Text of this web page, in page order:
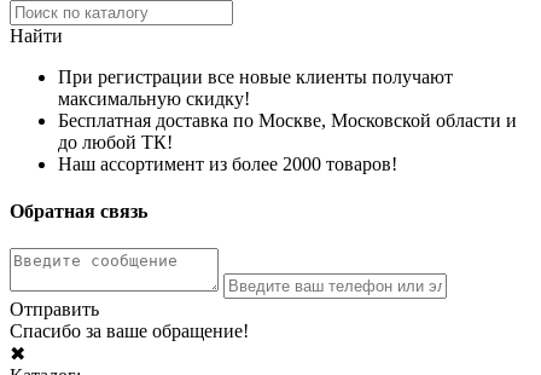
Найти
При регистрации все новые клиенты получают
максимальную скидку!
Бесплатная доставка по Москве, Московской области и
до любой ТК!
Наш ассортимент из более 2000 товаров!
Обратная связь
Отправить
Спасибо за ваше обращение!
✖